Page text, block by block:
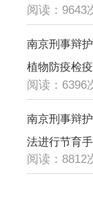
阅读：9643
南京刑事辩
植物防疫检
阅读：6396
南京刑事辩
法进行节育
阅读：8812